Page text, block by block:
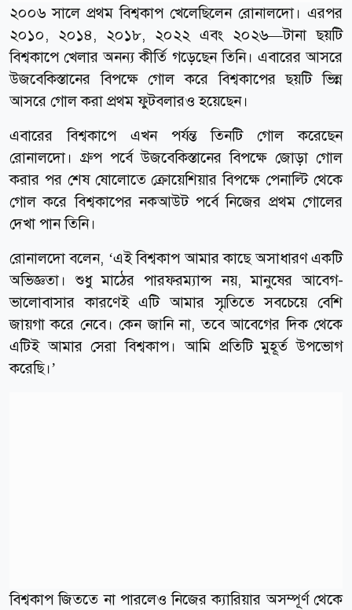
২০০৬ সালে প্রথম বিশ্বকাপ খেলেছিলেন রোনালদো। এরপর
২০১০, ২০১৪, ২০১৮, ২০২২ এবং ২০২৬—টানা ছয়টি
বিশ্বকাপে খেলার অনন্য কীর্তি গড়েছেন তিনি। এবারের আসরে
উজবেকিস্তানের বিপক্ষে গোল করে বিশ্বকাপের ছয়টি ভিন্ন
আসরে গোল করা প্রথম ফুটবলারও হয়েছেন।
এবারের বিশ্বকাপে এখন পর্যন্ত তিনটি গোল করেছেন
রোনালদো। গ্রুপ পর্বে উজবেকিস্তানের বিপক্ষে জোড়া গোল
করার পর শেষ ষোলোতে ক্রোয়েশিয়ার বিপক্ষে পেনাল্টি থেকে
গোল করে বিশ্বকাপের নকআউট পর্বে নিজের প্রথম গোলের
দেখা পান তিনি।
রোনালদো বলেন, ‘এই বিশ্বকাপ আমার কাছে অসাধারণ একটি
অভিজ্ঞতা। শুধু মাঠের পারফরম্যান্স নয়, মানুষের আবেগ-
ভালোবাসার কারণেই এটি আমার স্মৃতিতে সবচেয়ে বেশি
জায়গা করে নেবে। কেন জানি না, তবে আবেগের দিক থেকে
এটিই আমার সেরা বিশ্বকাপ। আমি প্রতিটি মুহূর্ত উপভোগ
করেছি।’
বিশ্বকাপ জিততে না পারলেও নিজের ক্যারিয়ার অসম্পূর্ণ থেকে